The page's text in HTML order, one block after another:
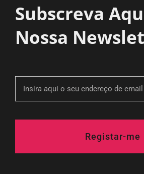
Subscreva
Nossa
Registar-me